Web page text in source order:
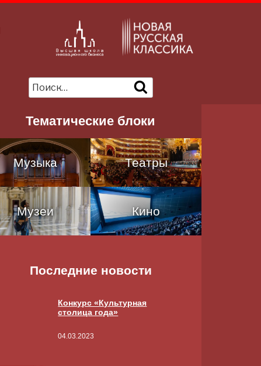
Искать:
Тематические блоки
Музыка Театры
Музеи Кино
Последние новости
Конкурс «Культурная
столица года»
04.03.2023